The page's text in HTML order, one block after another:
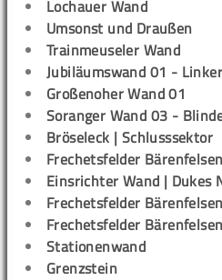
Lochauer Wand
Umsonst und Draußen
Trainmeuseler Wand
Jubiläumswand 01 -
Großenoher Wand 01
Soranger Wand 03 -
Bröseleck | Schlusssektor
Frechetsfelder
Einsrichter Wand | Dukes
Frechetsfelder
Frechetsfelder
Stationenwand
Grenzstein